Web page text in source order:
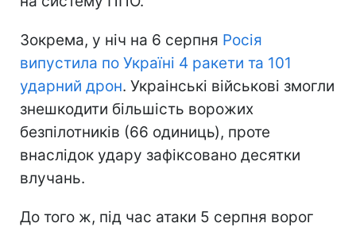
Зокрема, у ніч на 6 серпня Росія
випустила по Україні 4 ракети та 101
ударний дрон. Украінські військові змогли
знешкодити більшість ворожих
безпілотників (66 одиниць), проте
внаслідок удару зафіксовано десятки
влучань.
До того ж, під час атаки 5 серпня ворог